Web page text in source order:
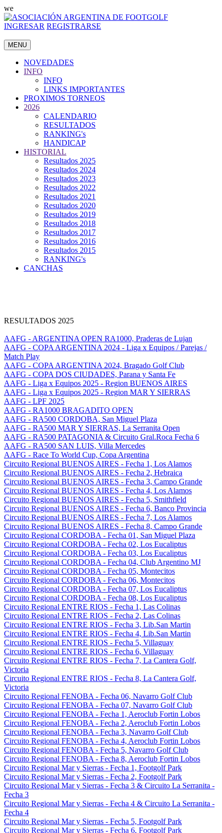
we
INGRESAR REGISTRARSE
MENU
NOVEDADES
INFO
INFO
LINKS IMPORTANTES
PROXIMOS TORNEOS
2026
CALENDARIO
RESULTADOS
RANKING's
HANDICAP
HISTORIAL
Resultados 2025
Resultados 2024
Resultados 2023
Resultados 2022
Resultados 2021
Resultados 2020
Resultados 2019
Resultados 2018
Resultados 2017
Resultados 2016
Resultados 2015
RANKING's
CANCHAS
RESULTADOS 2025
AAFG - ARGENTINA OPEN RA1000, Praderas de Lujan
AAFG - COPA ARGENTINA 2024 - Liga x Equipos / Parejas /
Match Play
AAFG - COPA ARGENTINA 2024, Bragado Golf Club
AAFG - COPA DOS CIUDADES, Parana y Santa Fe
AAFG - Liga x Equipos 2025 - Region BUENOS AIRES
AAFG - Liga x Equipos 2025 - Region MAR Y SIERRAS
AAFG - LPF 2025
AAFG - RA1000 BRAGADITO OPEN
AAFG - RA500 CORDOBA, San Miguel Plaza
AAFG - RA500 MAR Y SIERRAS, La Serranita Open
AAFG - RA500 PATAGONIA & Circuito Gral.Roca Fecha 6
AAFG - RA500 SAN LUIS, Villa Mercedes
AAFG - Race To World Cup, Copa Argentina
Circuito Regional BUENOS AIRES - Fecha 1, Los Alamos
Circuito Regional BUENOS AIRES - Fecha 2, Hebraica
Circuito Regional BUENOS AIRES - Fecha 3, Campo Grande
Circuito Regional BUENOS AIRES - Fecha 4, Los Alamos
Circuito Regional BUENOS AIRES - Fecha 5, Smithfield
Circuito Regional BUENOS AIRES - Fecha 6, Banco Provincia
Circuito Regional BUENOS AIRES - Fecha 7, Los Alamos
Circuito Regional BUENOS AIRES - Fecha 8, Campo Grande
Circuito Regional CORDOBA - Fecha 01, San Miguel Plaza
Circuito Regional CORDOBA - Fecha 02, Los Eucaliptus
Circuito Regional CORDOBA - Fecha 03, Los Eucaliptus
Circuito Regional CORDOBA - Fecha 04, Club Argentino MJ
Circuito Regional CORDOBA - Fecha 05, Montecitos
Circuito Regional CORDOBA - Fecha 06, Montecitos
Circuito Regional CORDOBA - Fecha 07, Los Eucaliptus
Circuito Regional CORDOBA - Fecha 08, Los Eucaliptus
Circuito Regional ENTRE RIOS - Fecha 1, Las Colinas
Circuito Regional ENTRE RIOS - Fecha 2, Las Colinas
Circuito Regional ENTRE RIOS - Fecha 3, Lib.San Martin
Circuito Regional ENTRE RIOS - Fecha 4, Lib.San Martin
Circuito Regional ENTRE RIOS - Fecha 5, Villaguay
Circuito Regional ENTRE RIOS - Fecha 6, Villaguay
Circuito Regional ENTRE RIOS - Fecha 7, La Cantera Golf,
Victoria
Circuito Regional ENTRE RIOS - Fecha 8, La Cantera Golf,
Victoria
Circuito Regional FENOBA - Fecha 06, Navarro Golf Club
Circuito Regional FENOBA - Fecha 07, Navarro Golf Club
Circuito Regional FENOBA - Fecha 1, Aeroclub Fortin Lobos
Circuito Regional FENOBA - Fecha 2, Aeroclub Fortin Lobos
Circuito Regional FENOBA - Fecha 3, Navarro Golf Club
Circuito Regional FENOBA - Fecha 4, Aeroclub Fortin Lobos
Circuito Regional FENOBA - Fecha 5, Navarro Golf Club
Circuito Regional FENOBA - Fecha 8, Aeroclub Fortin Lobos
Circuito Regional Mar y Sierras - Fecha 1, Footgolf Park
Circuito Regional Mar y Sierras - Fecha 2, Footgolf Park
Circuito Regional Mar y Sierras - Fecha 3 & Circuito La Serranita -
Fecha 3
Circuito Regional Mar y Sierras - Fecha 4 & Circuito La Serranita -
Fecha 4
Circuito Regional Mar y Sierras - Fecha 5, Footgolf Park
Circuito Regional Mar y Sierras - Fecha 6, Footgolf Park